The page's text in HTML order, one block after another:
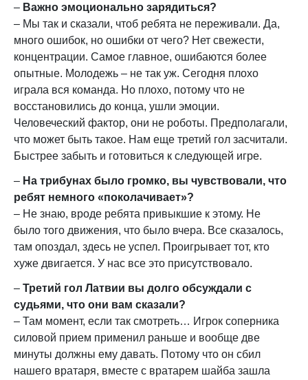
– Важно эмоционально зарядиться?
– Мы так и сказали, чтоб ребята не переживали. Да,
много ошибок, но ошибки от чего? Нет свежести,
концентрации. Самое главное, ошибаются более
опытные. Молодежь – не так уж. Сегодня плохо
играла вся команда. Но плохо, потому что не
восстановились до конца, ушли эмоции.
Человеческий фактор, они не роботы. Предполагали,
что может быть такое. Нам еще третий гол засчитали.
Быстрее забыть и готовиться к следующей игре.
– На трибунах было громко, вы чувствовали, что
ребят немного «поколачивает»?
– Не знаю, вроде ребята привыкшие к этому. Не
было того движения, что было вчера. Все сказалось,
там опоздал, здесь не успел. Проигрывает тот, кто
хуже двигается. У нас все это присутствовало.
– Третий гол Латвии вы долго обсуждали с
судьями, что они вам сказали?
– Там момент, если так смотреть… Игрок соперника
силовой прием применил раньше и вообще две
минуты должны ему давать. Потому что он сбил
нашего вратаря, вместе с вратарем шайба зашла